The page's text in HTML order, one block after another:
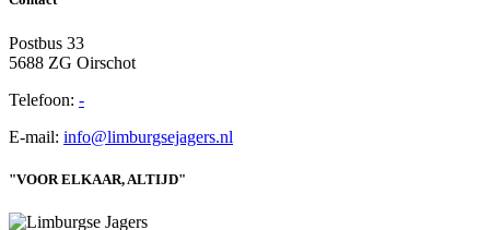
Postbus 33
5688 ZG Oirschot
Telefoon: -
E-mail: info@limburgsejagers.nl
"VOOR ELKAAR, ALTIJD"